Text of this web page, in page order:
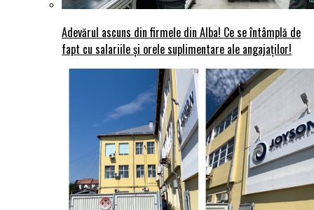
Adevărul ascuns din firmele din Alba! Ce se întâmplă de
fapt cu salariile și orele suplimentare ale angajaților!